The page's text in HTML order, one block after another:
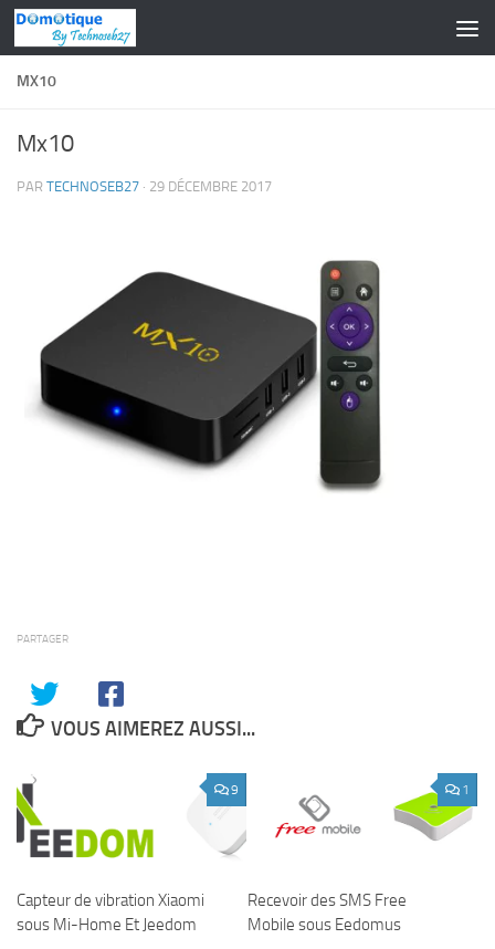
Skip to content
MX10
Mx10
PAR TECHNOSEB27 · 29 DÉCEMBRE 2017
PARTAGER
VOUS AIMEREZ AUSSI...
9
Capteur de vibration Xiaomi
sous Mi-Home Et Jeedom
1
Recevoir des SMS Free
Mobile sous Eedomus